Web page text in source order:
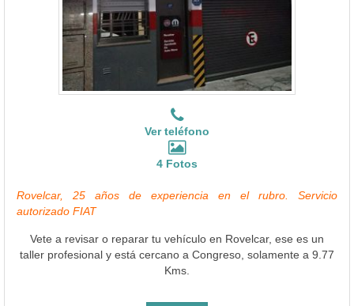
Ver teléfono
4 Fotos
Rovelcar, 25 años de experiencia en el rubro. Servicio
autorizado FIAT
Vete a revisar o reparar tu vehículo en Rovelcar, ese es un
taller profesional y está cercano a Congreso, solamente a 9.77
Kms.